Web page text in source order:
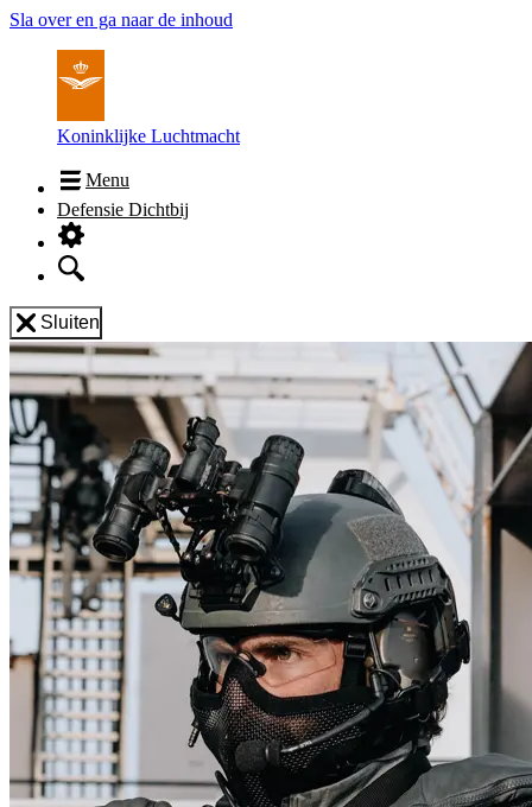
Sla over en ga naar de inhoud
Koninklijke Luchtmacht
Menu
Defensie Dichtbij
Sluiten